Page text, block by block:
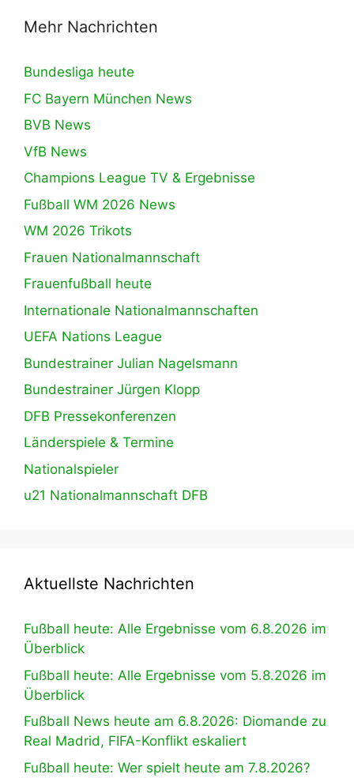
Mehr Nachrichten
Bundesliga heute
FC Bayern München News
BVB News
VfB News
Champions League TV & Ergebnisse
Fußball WM 2026 News
WM 2026 Trikots
Frauen Nationalmannschaft
Frauenfußball heute
Internationale Nationalmannschaften
UEFA Nations League
Bundestrainer Julian Nagelsmann
Bundestrainer Jürgen Klopp
DFB Pressekonferenzen
Länderspiele & Termine
Nationalspieler
u21 Nationalmannschaft DFB
Aktuellste Nachrichten
Fußball heute: Alle Ergebnisse vom 6.8.2026 im
Überblick
Fußball heute: Alle Ergebnisse vom 5.8.2026 im
Überblick
Fußball News heute am 6.8.2026: Diomande zu
Real Madrid, FIFA-Konflikt eskaliert
Fußball heute: Wer spielt heute am 7.8.2026?